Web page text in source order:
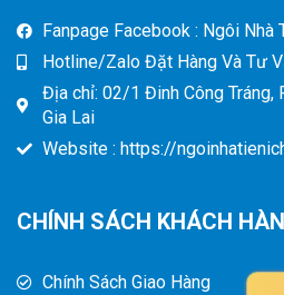
Fanpage Facebook : Ngôi Nhà
Hotline/Zalo Đặt Hàng Và Tư
Địa chỉ: 02/1 Đinh Công Tráng,
Gia Lai
Website : https://
CHÍNH SÁCH KHÁCH
Chính Sách Giao Hàng